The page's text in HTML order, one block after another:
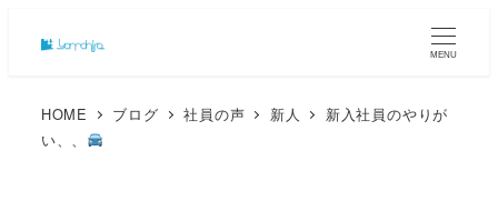
MENU
HOME ブログ 社員の声 新人
新入社員のやりが
い、、